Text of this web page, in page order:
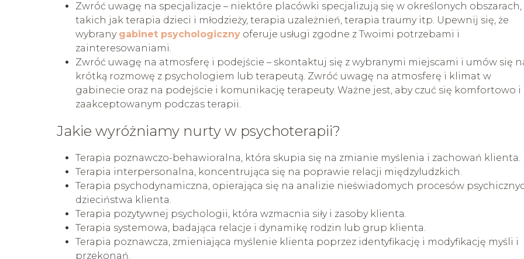
Zwróć uwagę na specjalizacje – niektóre placówki specjalizują się w określonych obszarach,
takich jak terapia dzieci i młodzieży, terapia uzależnień, terapia traumy itp. Upewnij się, że
wybrany gabinet psychologiczny oferuje usługi zgodne z Twoimi potrzebami i
zainteresowaniami.
Zwróć uwagę na atmosferę i podejście – skontaktuj się z wybranymi miejscami i umów się
krótką rozmowę z psychologiem lub terapeutą. Zwróć uwagę na atmosferę i klimat w
gabinecie oraz na podejście i komunikację terapeuty. Ważne jest, aby czuć się komfortowo i
zaakceptowanym podczas terapii.
Jakie wyróżniamy nurty w psychoterapii?
Terapia poznawczo-behawioralna, która skupia się na zmianie myślenia i zachowań klienta.
Terapia interpersonalna, koncentrująca się na poprawie relacji międzyludzkich.
Terapia psychodynamiczna, opierająca się na analizie nieświadomych procesów
dzieciństwa klienta.
Terapia pozytywnej psychologii, która wzmacnia siły i zasoby klienta.
Terapia systemowa, badająca relacje i dynamikę rodzin lub grup klienta.
Terapia poznawcza, zmieniająca myślenie klienta poprzez identyfikację i modyfikację myśli i
przekonań.